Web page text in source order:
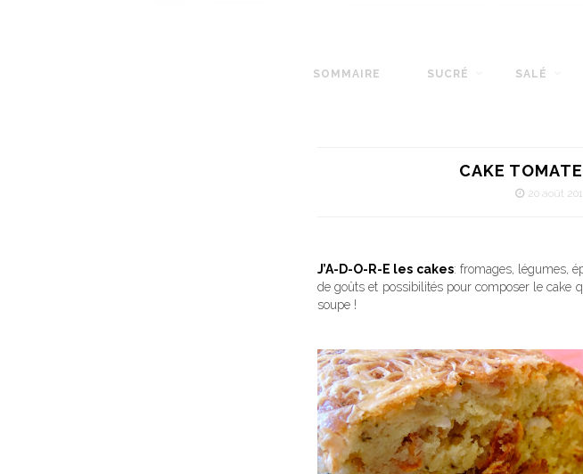
SOMMAIRE SUCRÉ SALÉ
CAKE
20 août
J’A-D-O-R-E les cakes: fromages, légumes,
de goûts et possibilités pour composer le cake
soupe !